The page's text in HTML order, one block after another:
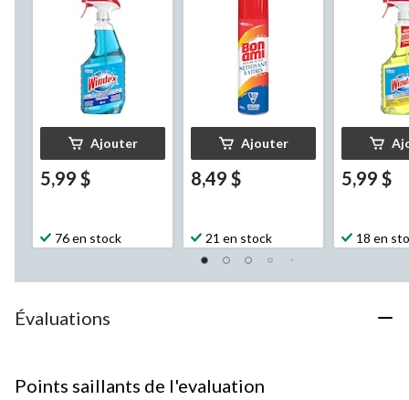
Ajouter
5,99 $
76 en stock
Power Foam, 560 g
Ajouter
8,49 $
21 en stock
,
5,99 $
18 en
Évaluations
Points saillants de l'evaluation